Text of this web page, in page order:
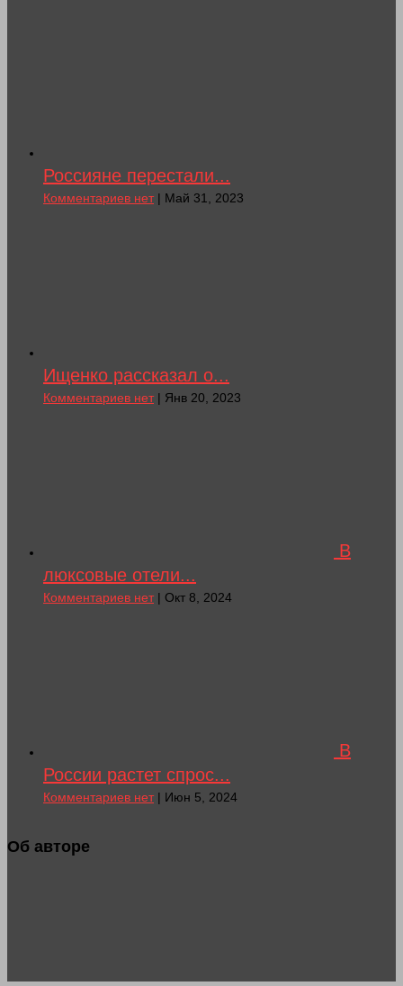
Россияне перестали...
Комментариев нет| Май 31, 2023
Ищенко рассказал о...
Комментариев нет| Янв 20, 2023
В
люксовые отели...
Комментариев нет| Окт 8, 2024
В
России растет спрос...
Комментариев нет| Июн 5, 2024
Об авторе